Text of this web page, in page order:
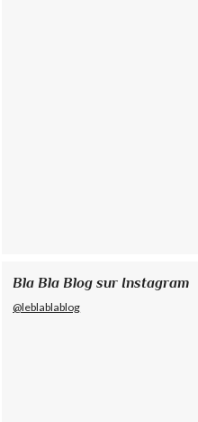
Bla Bla Blog sur Instagram
@leblablablog